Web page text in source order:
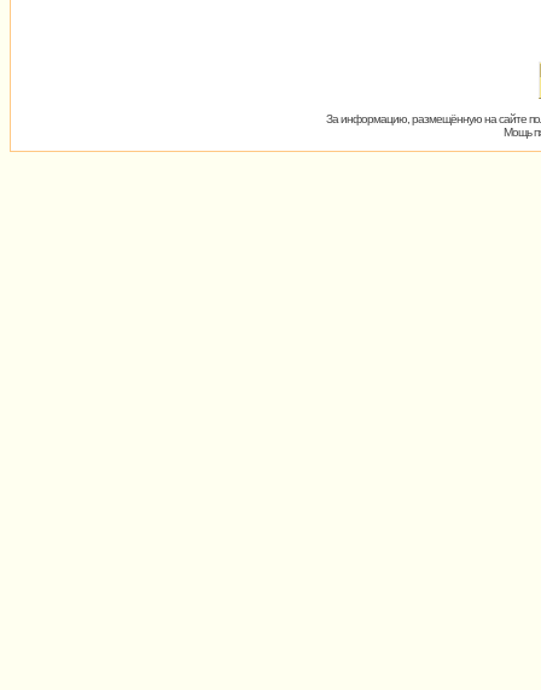
За информацию, размещённую на сайте
Мощь